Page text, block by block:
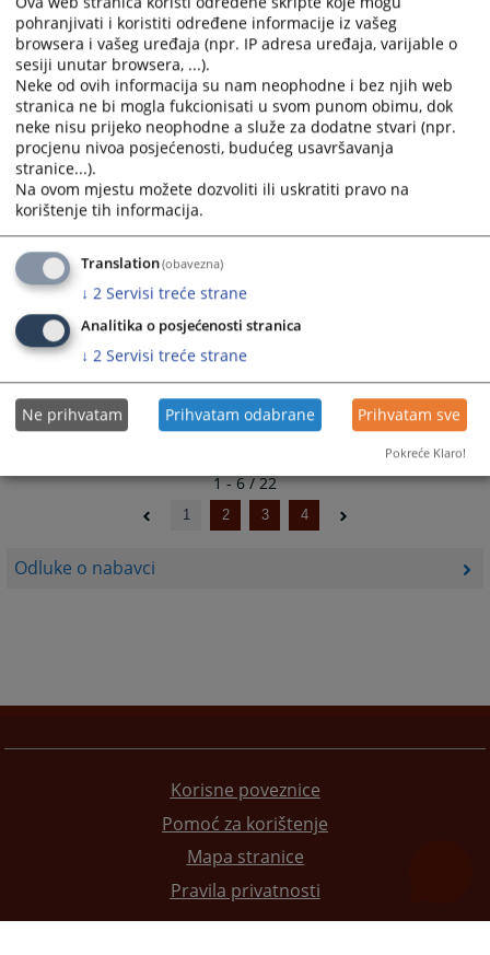
Odluke o nabavci
select
a
date.
Press
the
question
mark
key
to
get
the
keyboard
shortcuts
for
changing
dates.
select
a
date.
Press
the
question
mark
key
to
get
the
shortcuts
for
changing
dates.
25.04.2025.
energije
25.04.2025.
Odluka o poništenju postupka javne nabave- komunalne
usluge
03.04.2025.
Odluka o javnoj nabavi usluga el.energije
03.04.2025.
Odluka o javnoj nabavi komunalnih usluga
1 - 6 / 22
1 2 3 4
Korisne poveznice
Pomoć za korištenje
Mapa stranice
Pravila privatnosti
pohranjivati i koristiti određene informacije iz vašeg
browsera i vašeg uređaja (npr. IP adresa uređaja, varijable o
sesiji unutar browsera, ...).
Neke od ovih informacija su nam neophodne i bez njih web
stranica ne bi mogla fukcionisati u svom punom obimu, dok
neke nisu prijeko neophodne a služe za dodatne stvari (npr.
procjenu nivoa posjećenosti, budućeg usavršavanja
stranice...).
Na ovom mjestu možete dozvoliti ili uskratiti pravo na
korištenje tih informacija.
Translation(obavezna)
↓ 2 Servisi treće strane
Analitika o posjećenosti stranica
↓ 2 Servisi treće strane
Ne prihvatam Prihvatam odabrane Prihvatam sve
Pokreće Klaro!